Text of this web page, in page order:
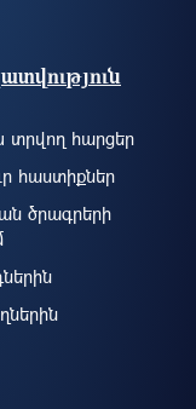
հարցեր
հաստիքներ
ծրագրերի